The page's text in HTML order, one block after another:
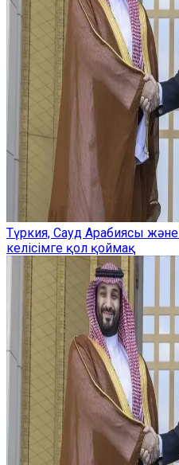
Түркия, Сауд Арабиясы
келісімге қол қоймақ